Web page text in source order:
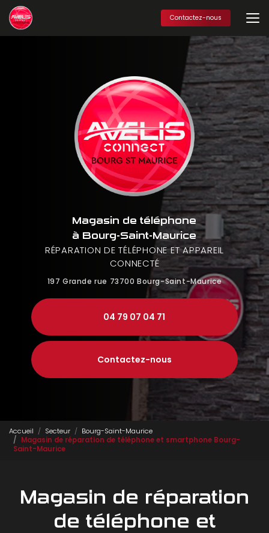
Aller
au
contenu
principal
Contactez-nous
Magasin de téléphone
à Bourg-Saint-Maurice
RÉPARATION DE TÉLÉPHONE ET APPAREIL
CONNECTÉ
197 Grande rue 73700 Bourg-Saint-Maurice
04 79 07 04 71
Contactez-nous
Accueil Secteur
Bourg-Saint-Maurice
Magasin de réparation de téléphone et smartphone Bourg-
Saint-Maurice
Magasin de réparation
de téléphone et